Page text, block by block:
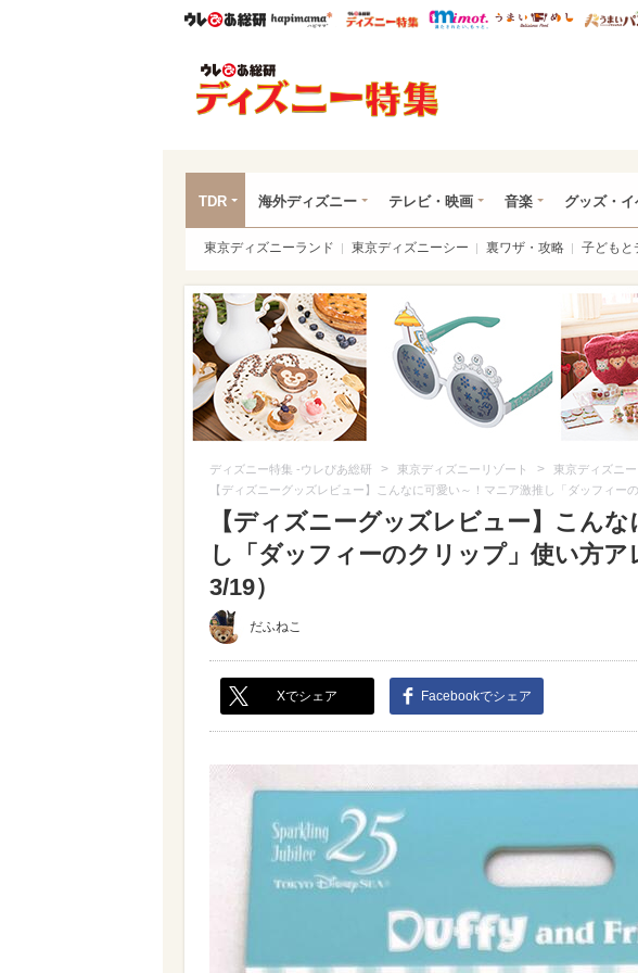
ウレぴあ総研ハピママ* ウレぴあ総研 ディズニー特集
mimot. うまいめ
TDR 海外ディズニー テレビ・映画 音楽 グッズ・イ
東京ディズニーランド 東京ディズニーシー 裏ワザ・攻略 子どもと
ディズニー特集 -ウレぴあ総研 > 東京ディズニーリゾート > 東京ディズニ
【ディズニーグッズレビュー】こんなに可愛い～！マニア激推し「ダッフィー
【ディズニーグッズレビュー】こん
し「ダッフィーのクリップ」使い方ア
3/19）
だふねこ
Xでシェア Facebookでシェア